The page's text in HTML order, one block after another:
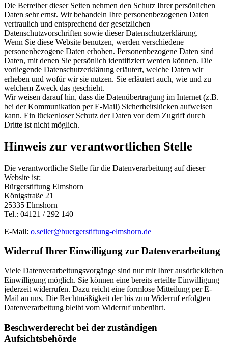
Die Betreiber dieser Seiten nehmen den Schutz Ihrer persönlichen
Daten sehr ernst. Wir behandeln Ihre personenbezogenen Daten
vertraulich und entsprechend der gesetzlichen
Datenschutzvorschriften sowie dieser Datenschutzerklärung.
Wenn Sie diese Website benutzen, werden verschiedene
personenbezogene Daten erhoben. Personenbezogene Daten sind
Daten, mit denen Sie persönlich identifiziert werden können. Die
vorliegende Datenschutzerklärung erläutert, welche Daten wir
erheben und wofür wir sie nutzen. Sie erläutert auch, wie und zu
welchem Zweck das geschieht.
Wir weisen darauf hin, dass die Datenübertragung im Internet (z.B.
bei der Kommunikation per E-Mail) Sicherheitslücken aufweisen
kann. Ein lückenloser Schutz der Daten vor dem Zugriff durch
Dritte ist nicht möglich.
Hinweis zur verantwortlichen Stelle
Die verantwortliche Stelle für die Datenverarbeitung auf dieser
Website ist:
Bürgerstiftung Elmshorn
Königstraße 21
25335 Elmshorn
Tel.: 04121 / 292 140
E-Mail: o.seiler@buergerstiftung-elmshorn.de
Widerruf Ihrer Einwilligung zur Datenverarbeitung
Viele Datenverarbeitungsvorgänge sind nur mit Ihrer ausdrücklichen
Einwilligung möglich. Sie können eine bereits erteilte Einwilligung
jederzeit widerrufen. Dazu reicht eine formlose Mitteilung per E-
Mail an uns. Die Rechtmäßigkeit der bis zum Widerruf erfolgten
Datenverarbeitung bleibt vom Widerruf unberührt.
Beschwerderecht bei der zuständigen
Aufsichtsbehörde